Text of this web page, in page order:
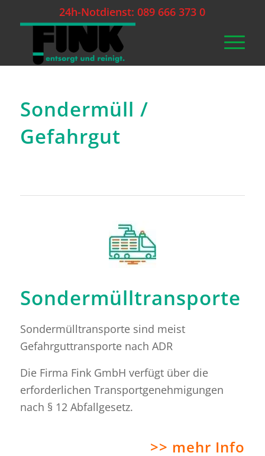
24h-Notdienst: 089 666 373 0
Sondermüll /
Gefahrgut
Sondermülltransporte
Sondermülltransporte sind meist
Gefahrguttransporte nach ADR
Die Firma Fink GmbH verfügt über die
erforderlichen Transportgenehmigungen
nach § 12 Abfallgesetz.
>> mehr Info